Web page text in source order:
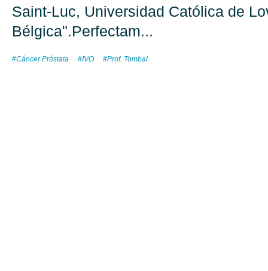
Saint-Luc, Universidad Católica de
Bélgica".Perfectam...
#Cáncer Próstata #IVO #Prof. Tombal